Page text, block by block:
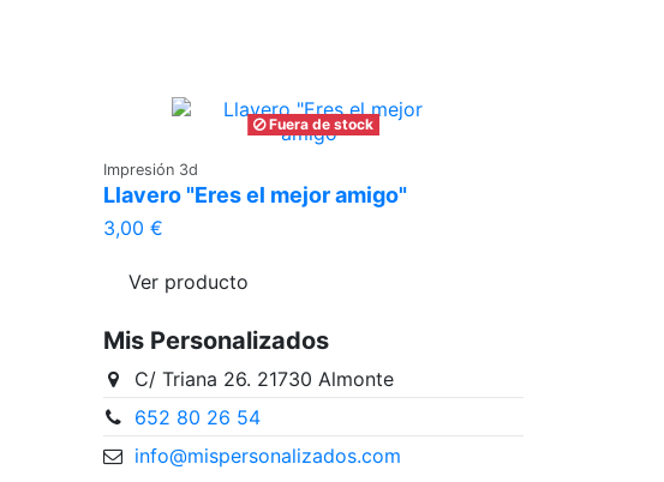
Fuera de stock
Impresión 3d
Llavero "Eres el mejor amigo"
3,00 €
Ver producto
Mis Personalizados
C/ Triana 26. 21730 Almonte
652 80 26 54
info@mispersonalizados.com